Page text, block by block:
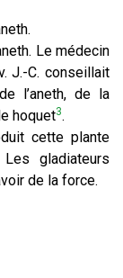
Le médecin
J.-C. conseillait
l’aneth, de la
hoquet3.
cette plante
Les gladiateurs
de la force.